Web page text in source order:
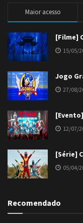
Maior acesso
[Filme]
15/05/
Jogo
27/08/
12/07/
[Série]
05/04/
Recomendado